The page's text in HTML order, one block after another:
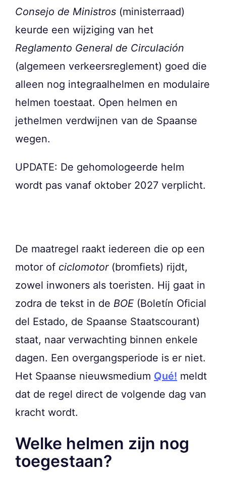
Consejo de Ministros (ministerraad)
keurde een wijziging van het
Reglamento General de Circulación
(algemeen verkeersreglement) goed die
alleen nog integraalhelmen en modulaire
helmen toestaat. Open helmen en
jethelmen verdwijnen van de Spaanse
wegen.
UPDATE: De gehomologeerde helm
wordt pas vanaf oktober 2027 verplicht.
De maatregel raakt iedereen die op een
motor of ciclomotor(bromfiets) rijdt,
zowel inwoners als toeristen. Hij gaat in
zodra de tekst in de BOE (Boletín Oficial
del Estado, de Spaanse Staatscourant)
staat, naar verwachting binnen enkele
dagen. Een overgangsperiode is er niet.
Het Spaanse nieuwsmedium Qué! meldt
dat de regel direct de volgende dag van
kracht wordt.
Welke helmen zijn nog
toegestaan?